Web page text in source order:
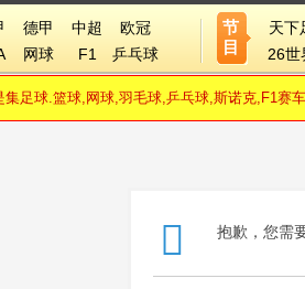
德甲 中超
欧冠
网球 F1 乒乓球
节
目
天下
26世
足球.篮球,网球,羽毛球,乒乓球,斯诺克,F1赛
抱歉，您需